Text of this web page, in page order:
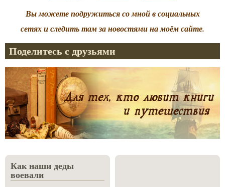
Вы можете подружиться со мной в социальных
сетях и следить там за новостями на моём сайте.
Поделитесь с друзьями
Как наши деды
воевали